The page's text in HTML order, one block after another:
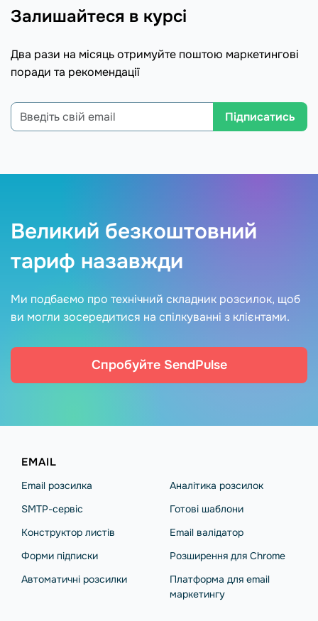
Залишайтеся в курсі
Два рази на місяць отримуйте поштою маркетингові
поради та рекомендації
Підписатись
Великий безкоштовний
тариф назавжди
Ми подбаємо про технічний складник розсилок, щоб
ви могли зосередитися на спілкуванні з клієнтами.
Спробуйте SendPulse
EMAIL
Email розсилка
SMTP-сервіс
Конструктор листів
Форми підписки
Автоматичні розсилки
Аналітика розсилок
Готові шаблони
Email валідатор
Розширення для Chrome
Платформа для email
маркетингу